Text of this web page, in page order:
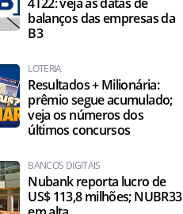
balanços das empresas da
B3
LOTERIA
Resultados + Milionária:
prêmio segue acumulado;
veja os números dos
últimos concursos
BANCOS DIGITAIS
Nubank reporta lucro de
US$ 113,8 milhões; NUBR33